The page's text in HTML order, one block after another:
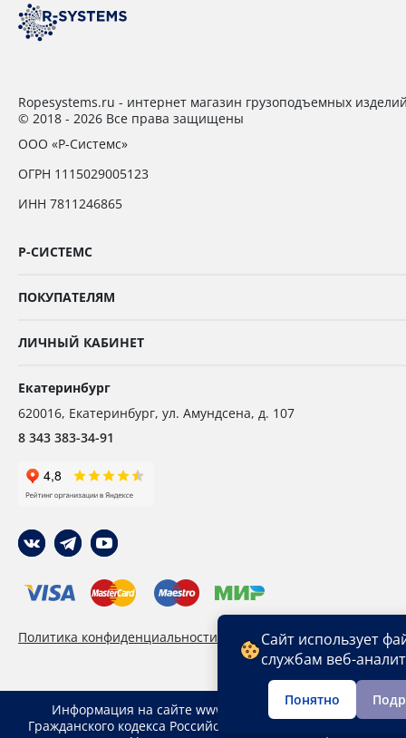
Ropesystems.ru - интернет магазин грузоподъемных
© 2018 - 2026 Все права защищены
ООО «Р-Системс»
ОГРН 1115029005123
ИНН 7811246865
Р-СИСТЕМС
ПОКУПАТЕЛЯМ
ЛИЧНЫЙ КАБИНЕТ
Екатеринбург
620016, Екатеринбург, ул. Амундсена, д. 107
8 343 383-34-91
Политика конфиденциальности Пользовательское
Информация на сайте www. ekb.ropesystems.ru не
Гражданского кодекса Российской Федерации.
Сайт использует
службам веб-
Понятно